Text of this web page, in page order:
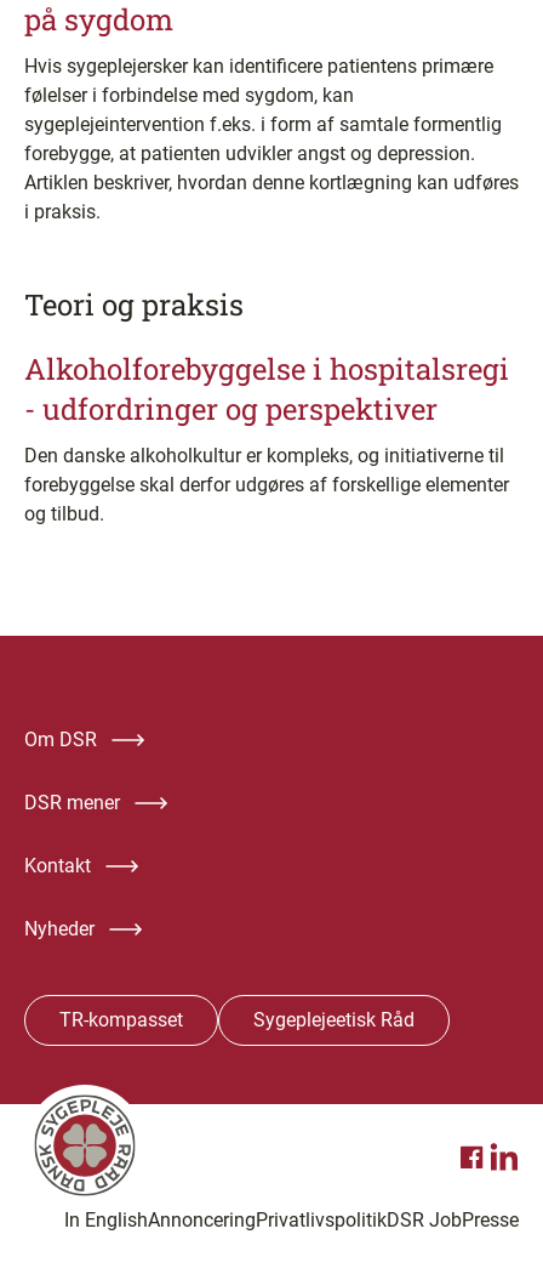
på sygdom
Hvis sygeplejersker kan identificere patientens primære
følelser i forbindelse med sygdom, kan
sygeplejeintervention f.eks. i form af samtale formentlig
forebygge, at patienten udvikler angst og depression.
Artiklen beskriver, hvordan denne kortlægning kan udføres
i praksis.
Teori og praksis
Alkoholforebyggelse i hospitalsregi
- udfordringer og perspektiver
Den danske alkoholkultur er kompleks, og initiativerne til
forebyggelse skal derfor udgøres af forskellige elementer
og tilbud.
Om DSR
DSR mener
Kontakt
Nyheder
TR-kompasset Sygeplejeetisk Råd
In EnglishAnnonceringPrivatlivspolitikDSR JobPresse